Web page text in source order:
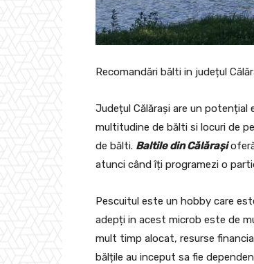
Recomandări bălti in județul
Județul Călărași are un
multitudine de bălti si locuri de
de bălti. Baltile din Călărași
atunci când îți programezi o
Pescuitul este un hobby care
adepți in acest microb este de
mult timp alocat, resurse
bălțile au inceput sa fie